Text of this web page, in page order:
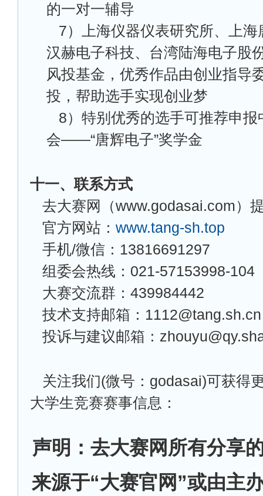
的一对一辅导
7）上海仪器仪表研究所、上
汉赫电子科技、台湾陆海电子股
风投基金，优秀作品由创业指导
投，帮助选手实现创业梦
8）特别优秀的选手可推荐申
会——“唐辉电子”奖学金
十一、联系方式
去大赛网（www.godasai.com）
官方网站：www.tang-sh.top
手机/微信：13816691297
组委会热线：021-57153998-104
大赛交流群：439984442
技术支持邮箱：1112@tang.sh.cn
投诉与建议邮箱：
关注我们(微号：godasai)可获得
大学生竞赛赛事信息：
声明：去大赛网所有分享
来源于“大赛官网”或由主